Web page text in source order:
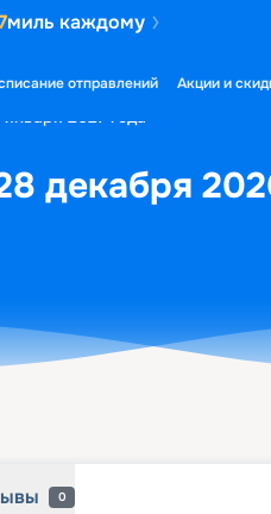
миль каждому
отправлений Акции и
2027 года
декабря
0